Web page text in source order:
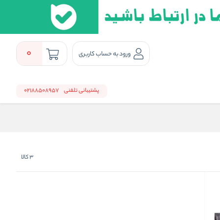
ورود به حساب کاربری 0
پشتیبانی تلفنی 02188508957
3کالا